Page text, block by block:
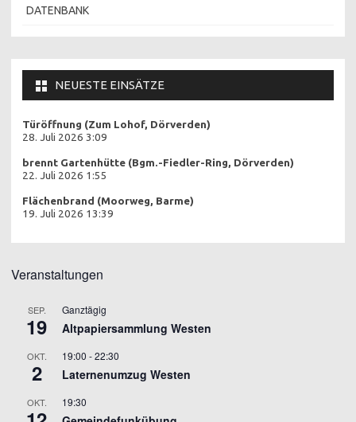
DATENBANK
NEUESTE EINSÄTZE
Türöffnung (Zum Lohof, Dörverden)
28. Juli 2026 3:09
brennt Gartenhütte (Bgm.-Fiedler-Ring, Dörverden)
22. Juli 2026 1:55
Flächenbrand (Moorweg, Barme)
19. Juli 2026 13:39
Veranstaltungen
SEP.
19
Ganztägig
Altpapiersammlung Westen
OKT.
2
19:00 -22:30
Laternenumzug Westen
OKT. 19:30